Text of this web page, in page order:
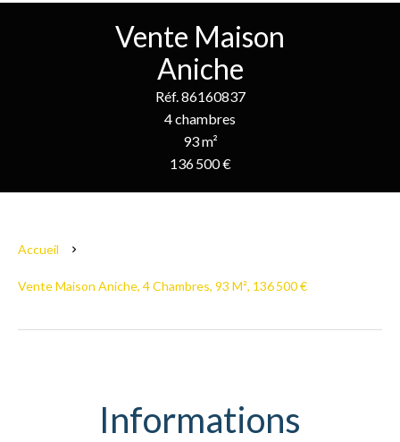
Vente Maison
Aniche
Réf. 86160837
4 chambres
93 m²
136 500 €
Accueil
Vente Maison Aniche, 4 Chambres, 93 M², 136 500 €
Informations